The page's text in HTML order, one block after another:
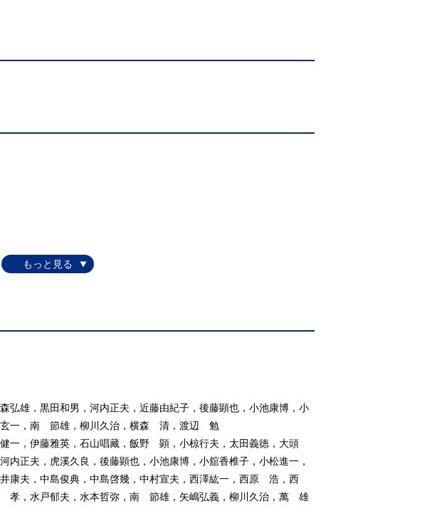
弘雄，黒田和男，河内正夫，近藤由紀子，後藤顕也，小池康博，小
玄一，南 節雄，柳川久治，横森 清，渡辺 勉
一，伊藤雅英，石山唱藏，飯野 顕，小椋行夫，太田義徳，大頭
内正夫，虎溪久良，後藤顕也，小池康博，小舘香椎子，小松進一，
康夫，中島俊典，中島啓幾，中村宣夫，西澤紘一，西原 浩，西
孝，水戸郁夫，水本哲弥，南 節雄，矢嶋弘義，柳川久治，萬 雄